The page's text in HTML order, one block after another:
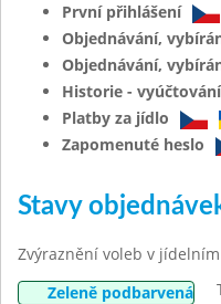
První přihlášení
Objednávání,
Objednávání,
Historie -
Platby za jídlo
Zapomenuté heslo
Stavy
Zvýraznění voleb v
Zeleně podbarvená